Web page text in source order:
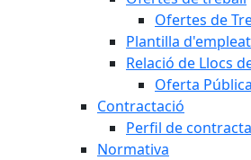
Ofertes de
Plantilla
Relació de Llocs
Oferta
Contractació
Perfil de
Normativa